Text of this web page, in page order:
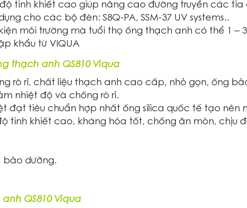
tinh khiết cao giúp nâng cao đường truyền các tia
cho các bộ đèn: S8Q-PA, SSM-37 UV systems..
môi trường mà tuổi thọ ống thạch anh có thể 1 –
khẩu từ VIQUA
thạch anh QS810 Viqua
rò rỉ, chất liệu thạch anh cao cấp, nhỏ gọn, ống
nhiệt độ và chống rò rỉ.
đạt tiêu chuẩn hợp nhất ống silica quốc tế tạo nên
tinh khiết cao, kháng hóa tốt, chống ăn mòn, chịu
bảo dưỡng.
QS810 Viqua